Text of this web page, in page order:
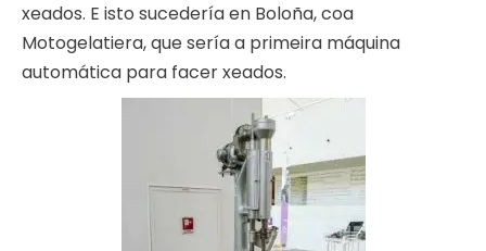
xeados. E isto sucedería en Boloña, coa
Motogelatiera, que sería a primeira máquina
automática para facer xeados.